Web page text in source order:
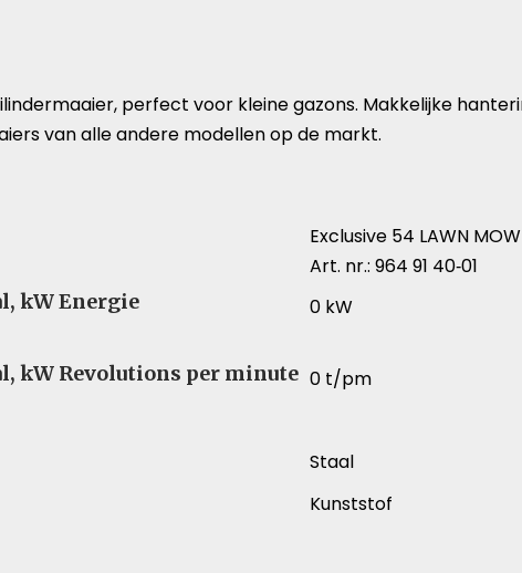
perfect voor kleine gazons. Makkelijke
van alle andere modellen op de markt.
Exclusive 54 LAWN
Art. nr.: 964 91 40‑01
kW Energie
0 kW
kW Revolutions per minute 0 t/pm
Staal
Kunststof